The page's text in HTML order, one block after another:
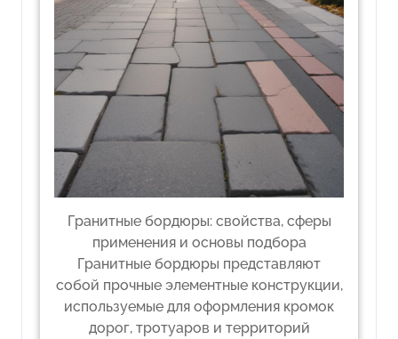
Гранитные бордюры: свойства, сферы
применения и основы подбора
Гранитные бордюры представляют
собой прочные элементные конструкции,
используемые для оформления кромок
дорог, тротуаров и территорий